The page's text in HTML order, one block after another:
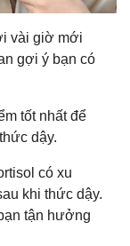
vài giờ mới
gợi ý bạn có
tốt nhất để
dậy.
có xu
khi thức dậy.
tận hưởng